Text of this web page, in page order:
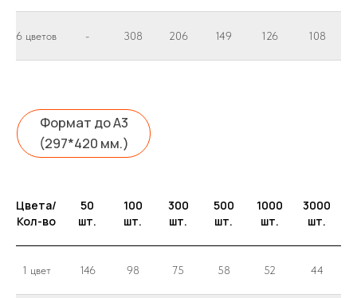
6 цветов - 308 206 149 126 108
Цвета/
Кол-во
50
шт.
100
шт.
300
шт.
500
шт.
1000
шт.
3000
шт.
1 цвет 146 98 75 58 52 44
DTF печать
на медицинской
форме
Технология DTF печати на
изображения
(полноцветные) на
кратчайшие сроки тиражами
от одной штуки.
Изображение получается